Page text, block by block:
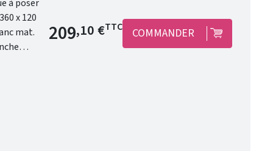
Prix de base
209,10 €TTC COMMANDER